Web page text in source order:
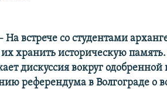
На встрече со студентами
их хранить историческую
дискуссия вокруг
референдума в Волгограде о